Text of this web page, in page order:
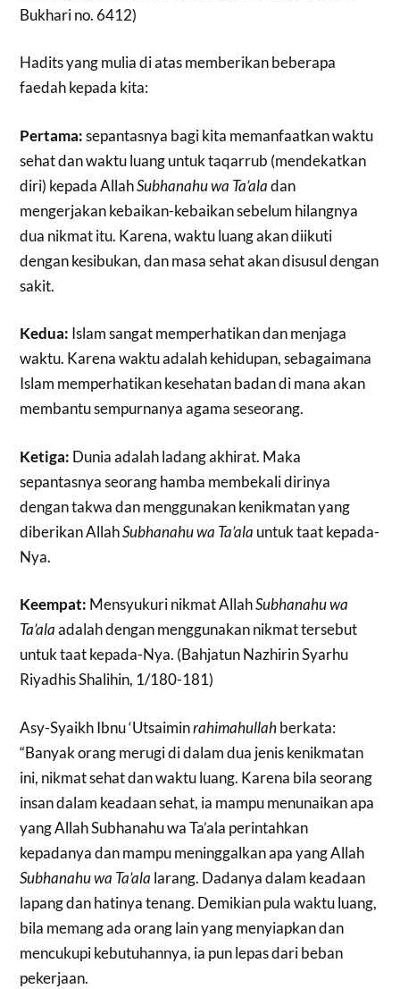
Bukhari no. 6412)
Hadits yang mulia di atas memberikan beberapa
faedah kepada kita:
Pertama:sepantasnya bagi kita memanfaatkan waktu
sehat dan waktu luang untuk taqarrub (mendekatkan
diri) kepada AllahSubhanahu wa Ta’aladan
mengerjakan kebaikan-kebaikan sebelum hilangnya
dua nikmat itu. Karena, waktu luang akan diikuti
dengan kesibukan, dan masa sehat akan disusul dengan
sakit.
Kedua: Islam sangat memperhatikan dan menjaga
waktu. Karena waktu adalah kehidupan, sebagaimana
Islam memperhatikan kesehatan badan di mana akan
membantu sempurnanya agama seseorang.
Ketiga: Dunia adalah ladang akhirat. Maka
sepantasnya seorang hamba membekali dirinya
dengan takwa dan menggunakan kenikmatan yang
diberikan AllahSubhanahu wa Ta’ala untuk taat kepada-
Nya.
Keempat: Mensyukuri nikmat AllahSubhanahu wa
Ta’alaadalah dengan menggunakan nikmat tersebut
untuk taat kepada-Nya. (Bahjatun Nazhirin Syarhu
Riyadhis Shalihin, 1/180-181)
Asy-Syaikh Ibnu ‘Utsaiminrahimahullahberkata:
“Banyak orang merugi di dalam dua jenis kenikmatan
ini, nikmat sehat dan waktu luang. Karena bila seorang
insan dalam keadaan sehat, ia mampu menunaikan apa
yang Allah Subhanahu wa Ta’ala perintahkan
kepadanya dan mampu meninggalkan apa yang Allah
Subhanahu wa Ta’ala larang. Dadanya dalam keadaan
lapang dan hatinya tenang. Demikian pula waktu luang,
bila memang ada orang lain yang menyiapkan dan
mencukupi kebutuhannya, ia pun lepas dari beban
pekerjaan.